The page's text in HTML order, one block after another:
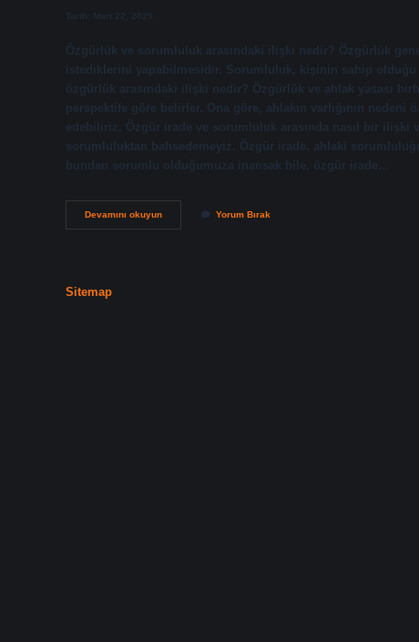
Tarih: Mart 22, 2025
Özgürlük ve sorumluluk arasındaki ilişki nedir? Özgürlük
istediklerini yapabilmesidir. Sorumluluk, kişinin sahip olduğu
özgürlük arasındaki ilişki nedir? Özgürlük ve ahlak yasası
perspektife göre belirler. Ona göre, ahlakın varlığının
edebiliriz. Özgür irade ve sorumluluk arasında nasıl bir ilişki
sorumluluktan bahsedemeyiz. Özgür irade, ahlaki
bundan sorumlu olduğumuza inansak bile, özgür irade…
Devamını okuyunÖzgürlük
Ve
Yorum Bırak
Sitemap